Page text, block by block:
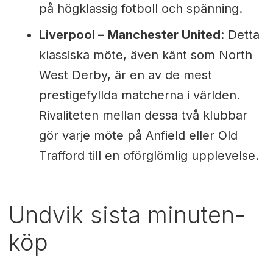
på högklassig fotboll och spänning.
Liverpool – Manchester United: Detta
klassiska möte, även känt som North
West Derby, är en av de mest
prestigefyllda matcherna i världen.
Rivaliteten mellan dessa två klubbar
gör varje möte på Anfield eller Old
Trafford till en oförglömlig upplevelse.
Undvik sista minuten-
köp